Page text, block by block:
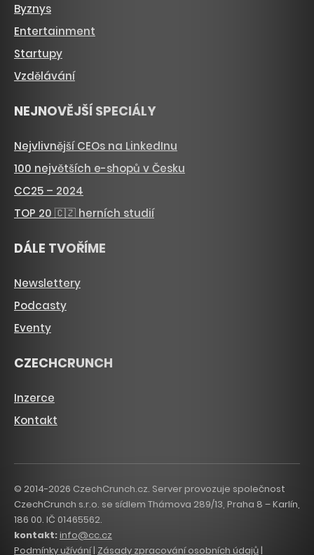
Byznys
Entertainment
Startupy
Vzdělávání
NEJNOVĚJŠÍ SPECIÁLY
Nejvlivnější CEOs na LinkedInu
100 největších e-shopů v Česku
CC25 – 2024
TOP 20 🇨🇿 herních studií
DÁLE TVOŘÍME
Newslettery
Podcasty
Eventy
CZECHCRUNCH
Inzerce
Kontakt
© 2014-2026 CzechCrunch.cz. Server provozuje společnost
CzechCrunch s.r.o. se sídlem Thámova 289/13, Praha 8 – Karlín,
186 00. IČ 01465562.
kontakt:info@cc.cz
Podmínky užívání| Zásady zpracování osobních údajů|